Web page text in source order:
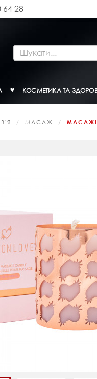
64 28
КОСМЕТИКА ТА
МАСАЖ